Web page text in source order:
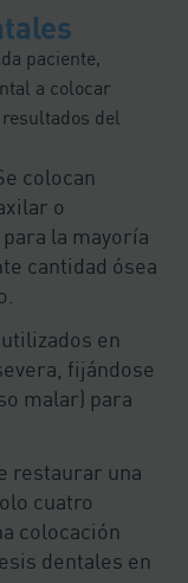
paciente,
a colocar
del
colocan
o
la mayoría
cantidad ósea
en
fijándose
malar) para
restaurar una
cuatro
colocación
dentales en